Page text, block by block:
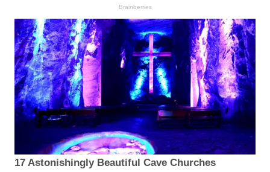
Brainberries
17 Astonishingly Beautiful Cave Churches